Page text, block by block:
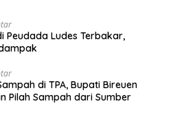
Peudada Ludes Terbakar,
di TPA, Bupati Bireuen
Pilah Sampah dari Sumber